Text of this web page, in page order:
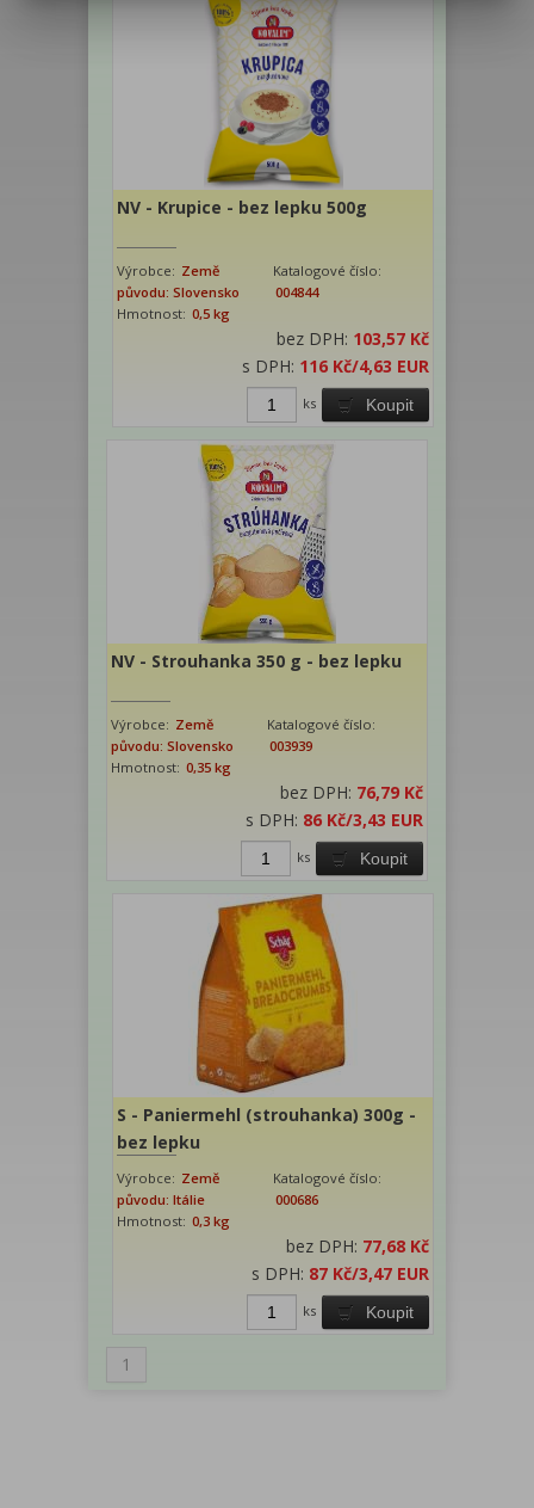
NV - Krupice - bez lepku 500g
Výrobce: Země
původu: Slovensko
Katalogové číslo:
004844
Hmotnost: 0,5 kg
bez DPH: 103,57 Kč
s DPH: 116 Kč/4,63 EUR
Koupit
ks
NV - Strouhanka 350 g - bez lepku
Výrobce: Země
původu: Slovensko
Katalogové číslo:
003939
Hmotnost: 0,35 kg
bez DPH: 76,79 Kč
s DPH: 86 Kč/3,43 EUR
Koupit
ks
S - Paniermehl (strouhanka) 300g -
bez lepku
Výrobce: Země
původu: Itálie
Katalogové číslo:
000686
Hmotnost: 0,3 kg
bez DPH: 77,68 Kč
s DPH: 87 Kč/3,47 EUR
Koupit
ks
1